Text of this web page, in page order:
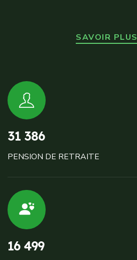
SAVOIR PLUS
31 386
PENSION DE RETRAITE
16 499